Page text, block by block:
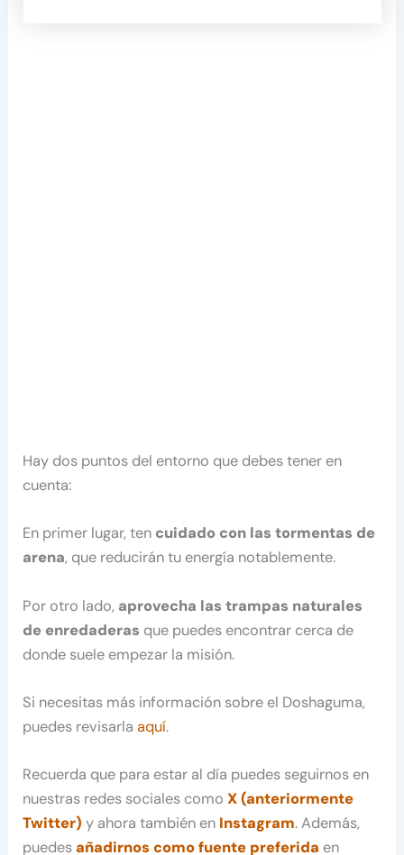
Hay dos puntos del entorno que debes tener en
cuenta:
En primer lugar, ten cuidado con las tormentas de
arena, que reducirán tu energía notablemente.
Por otro lado, aprovecha las trampas naturales
de enredaderas que puedes encontrar cerca de
donde suele empezar la misión.
Si necesitas más información sobre el Doshaguma,
puedes revisarlaaquí.
Recuerda que para estar al día puedes seguirnos en
nuestras redes sociales comoX (anteriormente
Twitter) y ahora también en Instagram. Además,
puedesañadirnos como fuente preferida en